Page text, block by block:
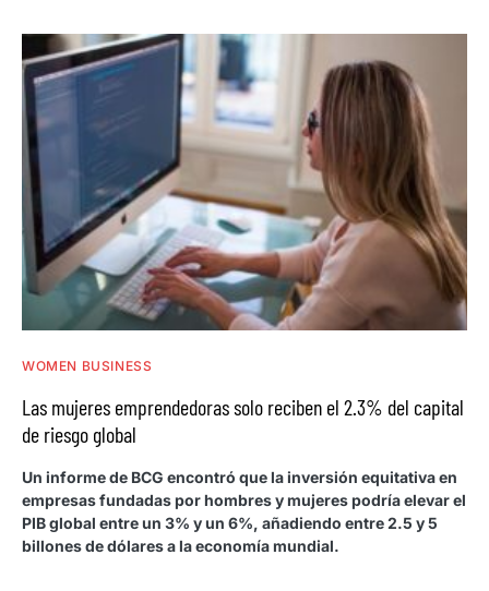
WOMEN BUSINESS
Las mujeres emprendedoras solo reciben el 2.3% del capital
de riesgo global
Un informe de BCG encontró que la inversión equitativa en
empresas fundadas por hombres y mujeres podría elevar el
PIB global entre un 3% y un 6%, añadiendo entre 2.5 y 5
billones de dólares a la economía mundial.